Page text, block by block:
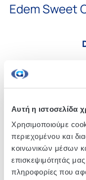
Αυτή η ιστοσελίδα
Χρησιμοποιούμε
περιεχομένου και
κοινωνικών μέσων
επισκεψιμότητάς
πληροφορίες που
Edem Sweet
the food. It's
making it an